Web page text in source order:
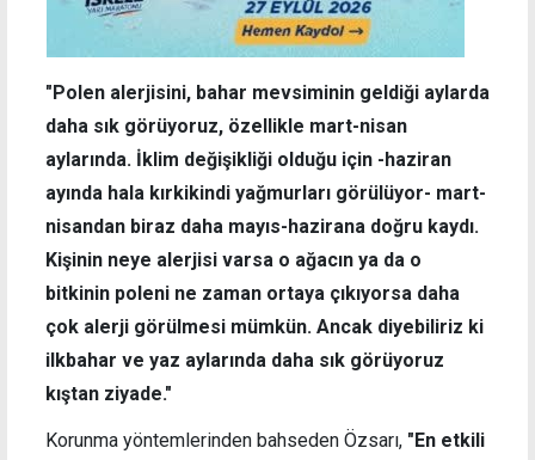
"Polen alerjisini, bahar mevsiminin geldiği aylarda
daha sık görüyoruz, özellikle mart-nisan
aylarında. İklim değişikliği olduğu için -haziran
ayında hala kırkikindi yağmurları görülüyor- mart-
nisandan biraz daha mayıs-hazirana doğru kaydı.
Kişinin neye alerjisi varsa o ağacın ya da o
bitkinin poleni ne zaman ortaya çıkıyorsa daha
çok alerji görülmesi mümkün. Ancak diyebiliriz ki
ilkbahar ve yaz aylarında daha sık görüyoruz
kıştan ziyade."
Korunma yöntemlerinden bahseden Özsarı, "En etkili